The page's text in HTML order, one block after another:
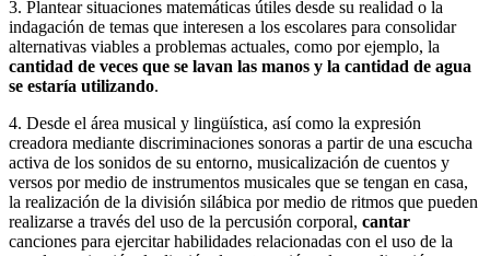
3. Plantear situaciones matemáticas útiles desde su realidad o la
indagación de temas que interesen a los escolares para consolidar
alternativas viables a problemas actuales, como por ejemplo, la
cantidad de veces que se lavan las manos y la cantidad de agua
se estaría utilizando.
4. Desde el área musical y lingüística, así como la expresión
creadora mediante discriminaciones sonoras a partir de una escucha
activa de los sonidos de su entorno, musicalización de cuentos y
versos por medio de instrumentos musicales que se tengan en casa,
la realización de la división silábica por medio de ritmos que pueden
realizarse a través del uso de la percusión corporal, cantar
canciones para ejercitar habilidades relacionadas con el uso de la